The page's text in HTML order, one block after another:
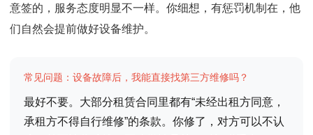
意签的，服务态度明显不一样。你细想，有惩罚机制在，他
们自然会提前做好设备维护。
常见问题：设备故障后，我能直接找第三方维修吗？
最好不要。大部分租赁合同里都有“未经出租方同意，
承租方不得自行维修”的条款。你修了，对方可以不认